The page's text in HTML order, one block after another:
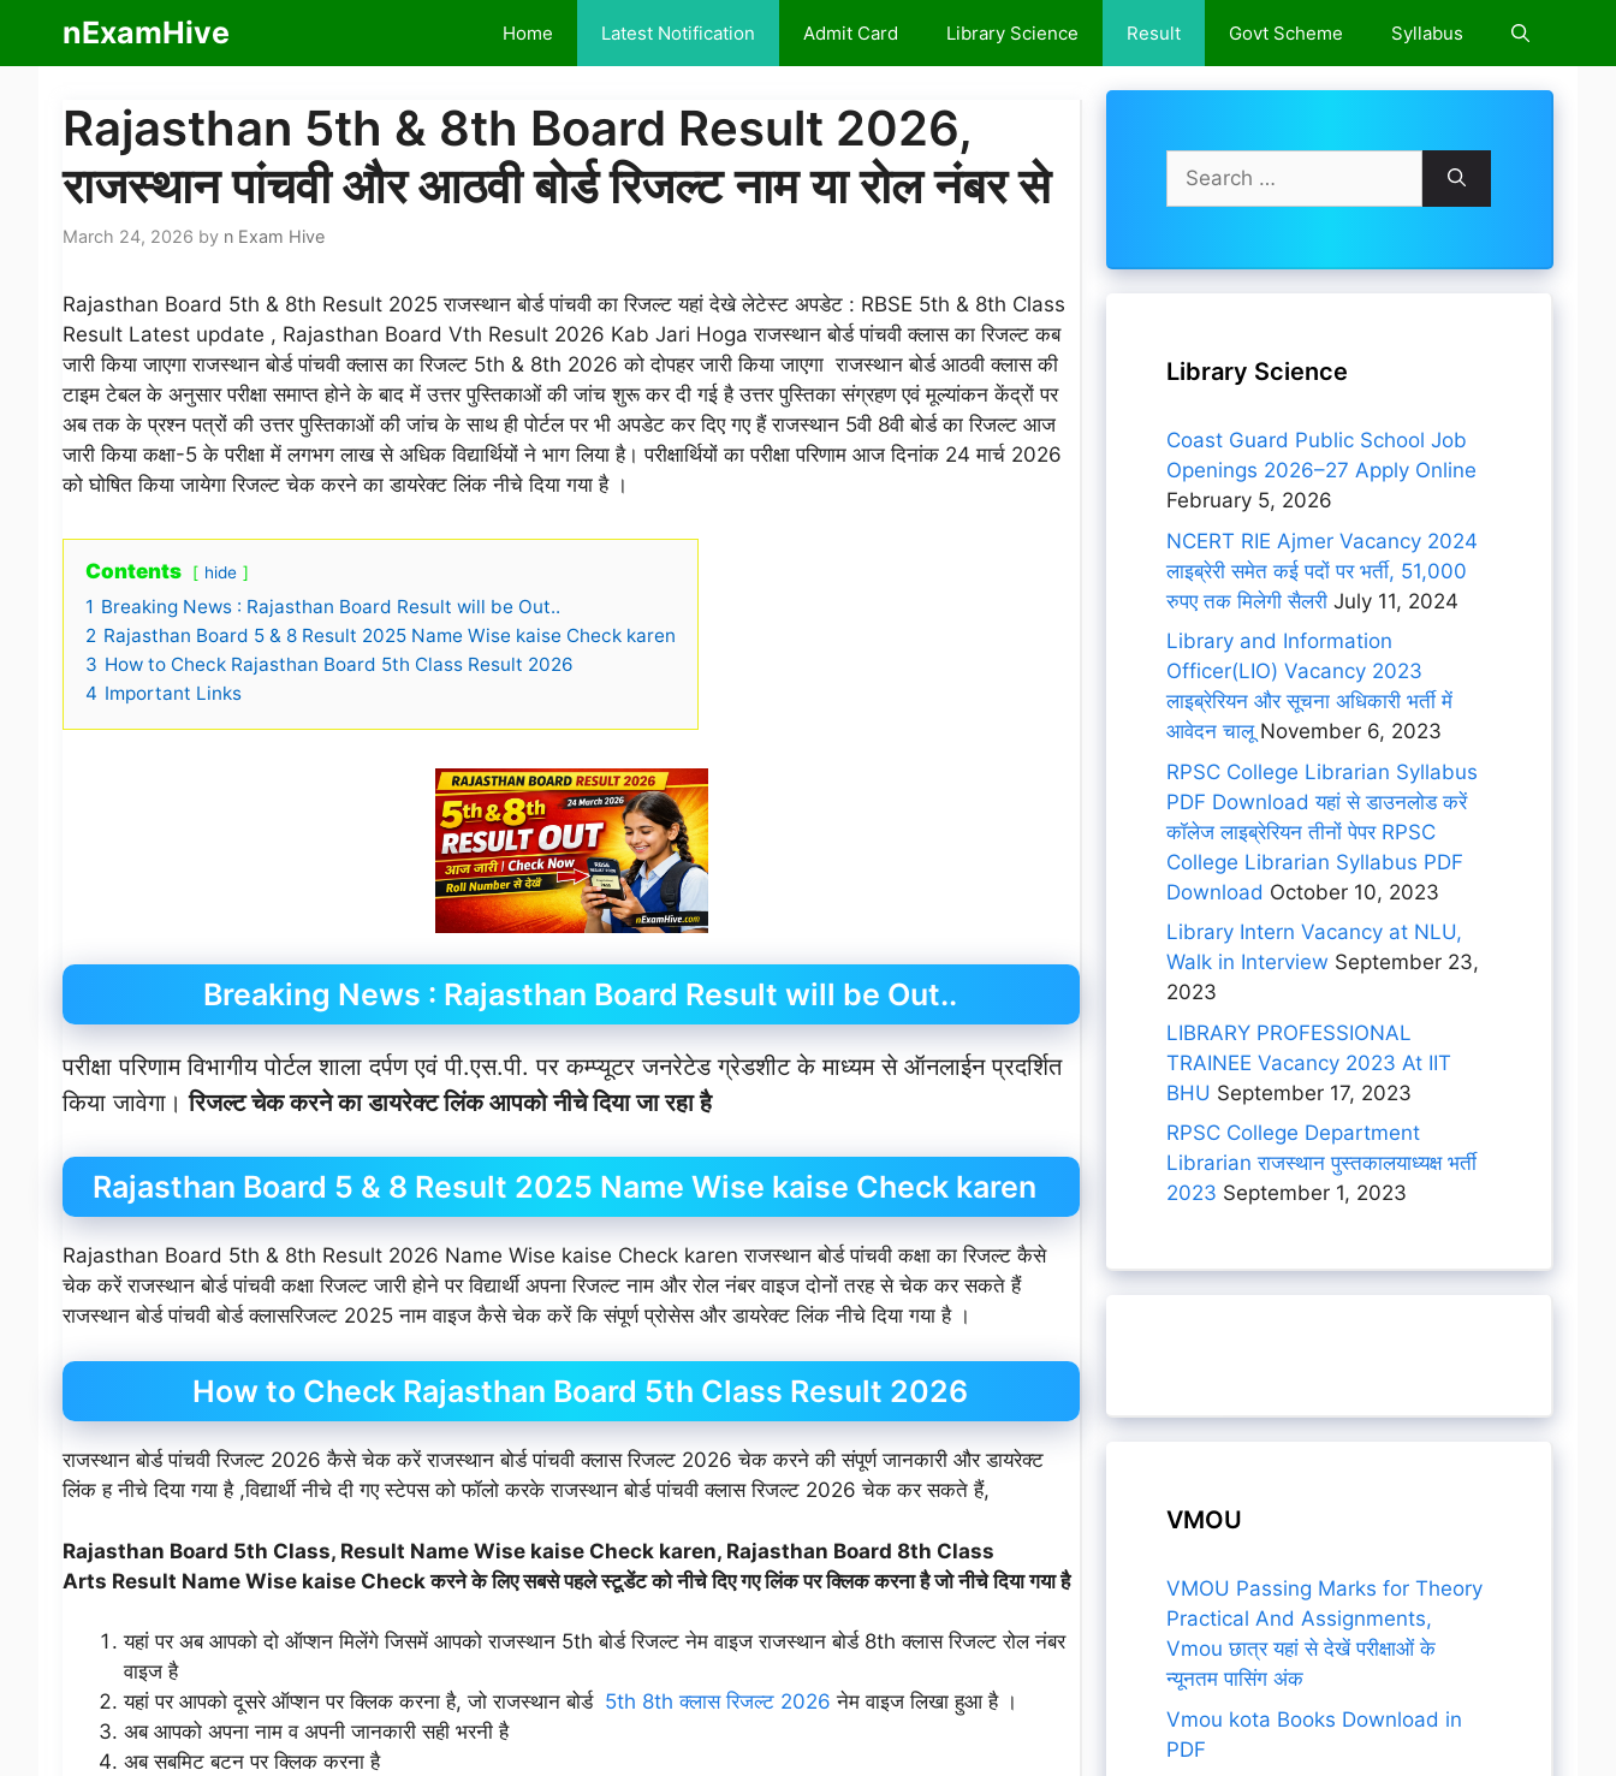
content
nExamHive Home Latest Notification Admit Card Library Science Result Govt Scheme Syllabus
Rajasthan 5th & 8th Board Result 2026,
राजस्थान पांचवी और आठवी बोर्ड रिजल्ट नाम या रोल नंबर से
March 24, 2026 by n Exam Hive
Rajasthan Board 5th & 8th Result 2025 राजस्थान बोर्ड पांचवी का रिजल्ट यहां देखे लेटेस्ट अपडेट : RBSE 5th & 8th Class
Result Latest update , Rajasthan Board Vth Result 2026 Kab Jari Hoga राजस्थान बोर्ड पांचवी क्लास का रिजल्ट कब
जारी किया जाएगा राजस्थान बोर्ड पांचवी क्लास का रिजल्ट 5th & 8th 2026 को दोपहर जारी किया जाएगा राजस्थान बोर्ड आठवी क्लास की
टाइम टेबल के अनुसार परीक्षा समाप्त होने के बाद में उत्तर पुस्तिकाओं की जांच शुरू कर दी गई है उत्तर पुस्तिका संग्रहण एवं मूल्यांकन केंद्रों पर
अब तक के प्रश्न पत्रों की उत्तर पुस्तिकाओं की जांच के साथ ही पोर्टल पर भी अपडेट कर दिए गए हैं राजस्थान 5वी 8वी बोर्ड का रिजल्ट आज
जारी किया कक्षा-5 के परीक्षा में लगभग लाख से अधिक विद्यार्थियों ने भाग लिया है। परीक्षार्थियों का परीक्षा परिणाम आज दिनांक 24 मार्च 2026
को घोषित किया जायेगा रिजल्ट चेक करने का डायरेक्ट लिंक नीचे दिया गया है ।
Contents hide
1 Breaking News : Rajasthan Board Result will be Out..
2 Rajasthan Board 5 & 8 Result 2025 Name Wise kaise Check karen
3 How to Check Rajasthan Board 5th Class Result 2026
4 Important Links
Breaking News : Rajasthan Board Result will be Out..
परीक्षा परिणाम विभागीय पोर्टल शाला दर्पण एवं पी.एस.पी. पर कम्प्यूटर जनरेटेड ग्रेडशीट के माध्यम से ऑनलाईन प्रदर्शित
किया जावेगा।रिजल्ट चेक करने का डायरेक्ट लिंक आपको नीचे दिया जा रहा है
Rajasthan Board 5 & 8 Result 2025 Name Wise kaise Check karen
Rajasthan Board 5th & 8th Result 2026 Name Wise kaise Check karen राजस्थान बोर्ड पांचवी कक्षा का रिजल्ट कैसे
चेक करें राजस्थान बोर्ड पांचवी कक्षा रिजल्ट जारी होने पर विद्यार्थी अपना रिजल्ट नाम और रोल नंबर वाइज दोनों तरह से चेक कर सकते हैं
राजस्थान बोर्ड पांचवी बोर्ड क्लासरिजल्ट 2025 नाम वाइज कैसे चेक करें कि संपूर्ण प्रोसेस और डायरेक्ट लिंक नीचे दिया गया है ।
How to Check Rajasthan Board 5th Class Result 2026
राजस्थान बोर्ड पांचवी रिजल्ट 2026 कैसे चेक करें राजस्थान बोर्ड पांचवी क्लास रिजल्ट 2026 चेक करने की संपूर्ण जानकारी और डायरेक्ट
लिंक ह नीचे दिया गया है ,विद्यार्थी नीचे दी गए स्टेपस को फॉलो करके राजस्थान बोर्ड पांचवी क्लास रिजल्ट 2026 चेक कर सकते हैं,
Rajasthan Board 5th Class, Result Name Wise kaise Check karen, Rajasthan Board 8th Class
Arts Result Name Wise kaise Check करने के लिए सबसे पहले स्टूडेंट को नीचे दिए गए लिंक पर क्लिक करना है जो नीचे दिया गया है
यहां पर अब आपको दो ऑप्शन मिलेंगे जिसमें आपको राजस्थान 5th बोर्ड रिजल्ट नेम वाइज राजस्थान बोर्ड 8th क्लास रिजल्ट रोल नंबर
वाइज है
यहां पर आपको दूसरे ऑप्शन पर क्लिक करना है, जो राजस्थान बोर्ड 5th 8th क्लास रिजल्ट 2026 नेम वाइज लिखा हुआ है ।
अब आपको अपना नाम व अपनी जानकारी सही भरनी है
अब सबमिट बटन पर क्लिक करना है
Search
for:
Library Science
Coast Guard Public School Job
Openings 2026–27 Apply Online
February 5, 2026
NCERT RIE Ajmer Vacancy 2024
लाइब्रेरी समेत कई पदों पर भर्ती, 51,000
रुपए तक मिलेगी सैलरी July 11, 2024
Library and Information
Officer(LIO) Vacancy 2023
लाइब्रेरियन और सूचना अधिकारी भर्ती में
आवेदन चालूNovember 6, 2023
RPSC College Librarian Syllabus
PDF Download यहां से डाउनलोड करें
कॉलेज लाइब्रेरियन तीनों पेपर RPSC
College Librarian Syllabus PDF
Download October 10, 2023
Library Intern Vacancy at NLU,
Walk in Interview September 23,
2023
LIBRARY PROFESSIONAL
TRAINEE Vacancy 2023 At IIT
BHU September 17, 2023
RPSC College Department
Librarian राजस्थान पुस्तकालयाध्यक्ष भर्ती
2023 September 1, 2023
VMOU
VMOU Passing Marks for Theory
Practical And Assignments,
Vmou छात्र यहां से देखें परीक्षाओं के
न्यूनतम पासिंग अंक
Vmou kota Books Download in
PDF